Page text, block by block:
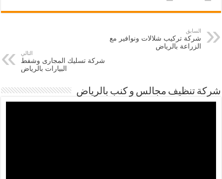
السابق
شركة تركيب شلالات ونوافير مع
الزراعة بالرياض
التالي
شركة تسليك المجارى وشفط
البيارات بالرياض
شركة تنظيف مجالس و كنب بالرياض